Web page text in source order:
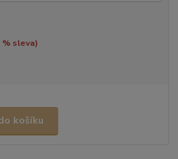
% sleva)
košíku